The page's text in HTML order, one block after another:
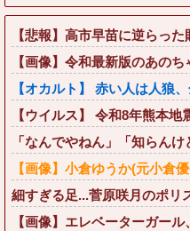
【悲報】高市早苗に逆らっ
【画像】令和最新版のあの
【オカルト】 赤い人は人狼
【ウイルス】 令和8年熊本
「なんでやねん」「知らん
【画像】小倉ゆうか(元小倉
細すぎる足...菅原咲月のポリ
【画像】エレベーターガー